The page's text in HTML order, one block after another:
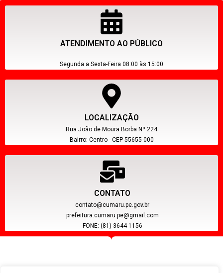
ATENDIMENTO AO PÚBLICO
Segunda a Sexta-Feira 08:00 às 15:00
LOCALIZAÇÃO
Rua João de Moura Borba Nº 224
Bairro: Centro - CEP 55655-000
CONTATO
contato@cumaru.pe.gov.br
prefeitura.cumaru.pe@gmail.com
FONE: (81) 3644-1156